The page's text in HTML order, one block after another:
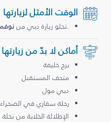
الوقت الأمثل لزيارتها
.تحلو زيارة دبي من
أماكن لا بدّ من زيارتها
برج خليفة
متحف المستقبل
دبي مول
رحلة سفاري في الصحراء
الإطلالة الخلابة من